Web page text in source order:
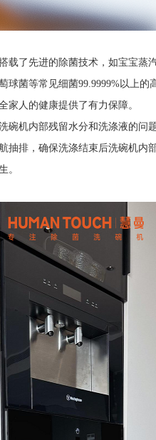
了先进的除菌技术，如宝宝蒸
球菌等常见细菌99.9999%以上的
家人的健康提供了有力保障。
机内部残留水分和洗涤液的问
抽排，确保洗涤结束后洗碗机内
。